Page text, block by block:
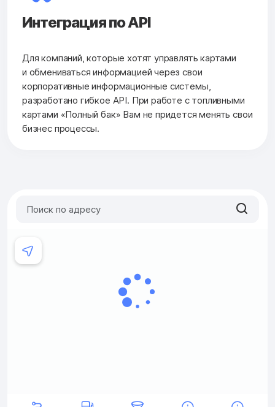
Интеграция по API
Для компаний, которые хотят управлять картами
и обмениваться информацией через свои
корпоративные информационные системы,
разработано гибкое API. При работе с топливными
картами «Полный бак» Вам не придется менять свои
бизнес процессы.